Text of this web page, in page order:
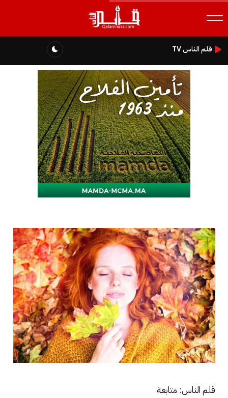
قلم الناس TV
قلم الناس: متابعة